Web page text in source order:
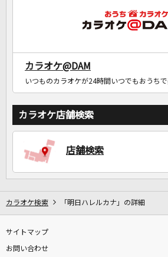
カラオケ@DAM
いつものカラオケが24時間いつでもおうちで
カラオケ店舗検索
店舗検索
カラオケ検索 「明日ハレルカナ」の詳細
サイトマップ
お問い合わせ